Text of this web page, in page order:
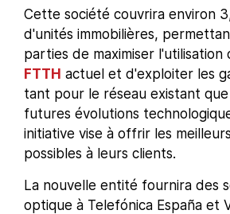
Cette société couvrira environ
d'unités immobilières,
parties de maximiser l'utilisation
FTTH actuel et d'exploiter les
tant pour le réseau existant
futures évolutions
initiative vise à offrir les
possibles à leurs clients.
La nouvelle entité fournira des
optique à Telefónica España et